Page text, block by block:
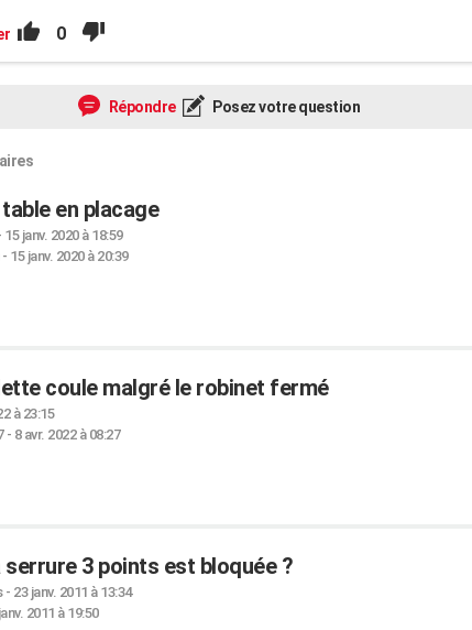
0
Répondre Posez votre question
en placage
15 janv. 2020 à 18:59
- 15 janv. 2020 à 20:39
coule malgré le robinet fermé
à 23:15
- 8 avr. 2022 à 08:27
3 points est bloquée ?
- 23 janv. 2011 à 13:34
2011 à 19:50